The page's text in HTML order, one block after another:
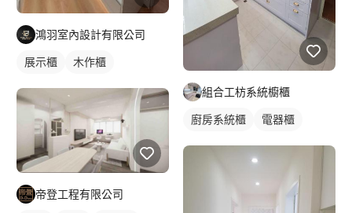
鴻羽室內設計有限公司
展示櫃 木作櫃
帝登工程有限公司
組合工枋系統櫥櫃
廚房系統櫃 電器櫃